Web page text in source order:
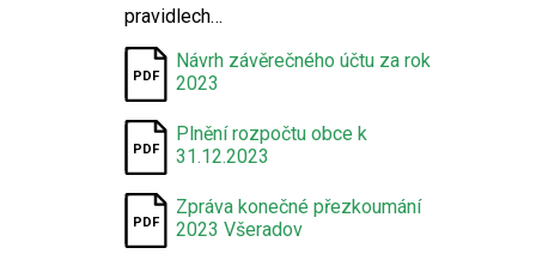
pravidlech…
Návrh závěrečného účtu za rok
2023
Plnění rozpočtu obce k
31.12.2023
Zpráva konečné přezkoumání
2023 Všeradov